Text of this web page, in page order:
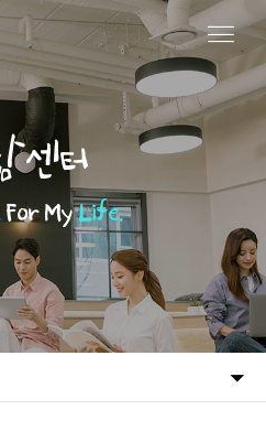
센터
For MyLife.